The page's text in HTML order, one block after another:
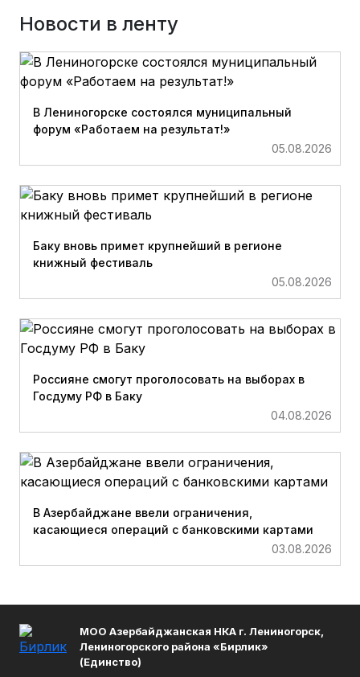
Новости в ленту
В Лениногорске состоялся муниципальный
форум «Работаем на результат!»
05.08.2026
Баку вновь примет крупнейший в регионе
книжный фестиваль
05.08.2026
Россияне смогут проголосовать на выборах в
Госдуму РФ в Баку
04.08.2026
В Азербайджане ввели ограничения,
касающиеся операций с банковскими картами
03.08.2026
МОО Азербайджанская НКА г. Лениногорск,
Лениногорского района «Бирлик»
(Единство)